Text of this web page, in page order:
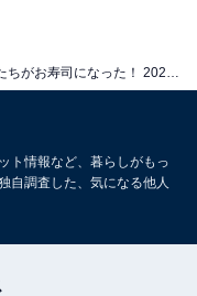
発売「サンリオキャラ
下じきセットチャー
【最新ガチャ情報】
ト情報など、暮らしがもっ
自調査した、気になる他人